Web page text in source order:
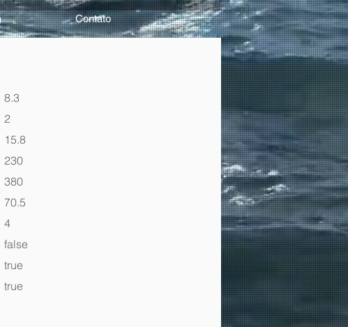
Contato
8.3
2
15.8
230
380
70.5
4
false
true
true